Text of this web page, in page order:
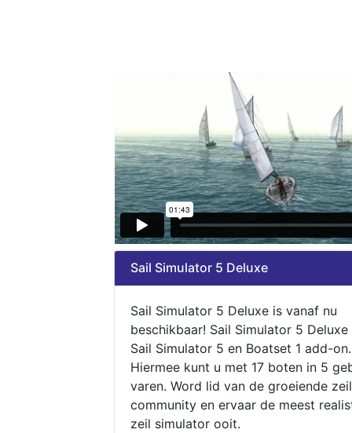
Sail Simulator 5 Deluxe
Sail Simulator 5 Deluxe is vanaf nu
beschikbaar! Sail Simulator 5
Sail Simulator 5 en Boatset 1 add-on.
Hiermee kunt u met 17 boten in 5
varen. Word lid van de groeiende zeil
community en ervaar de meest
zeil simulator ooit.